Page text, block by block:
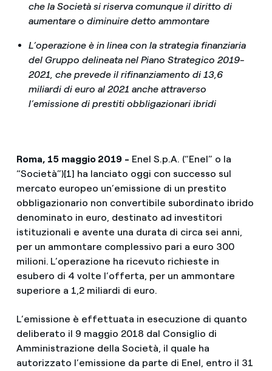
che la Società si riserva comunque il diritto di
aumentare o diminuire detto ammontare
L’operazione è in linea con la strategia finanziaria
del Gruppo delineata nel Piano Strategico 2019-
2021, che prevede il rifinanziamento di 13,6
miliardi di euro al 2021 anche attraverso
l’emissione di prestiti obbligazionari ibridi
Roma, 15 maggio 2019 - Enel S.p.A. (“Enel” o la
“Società”)[1] ha lanciato oggi con successo sul
mercato europeo un’emissione di un prestito
obbligazionario non convertibile subordinato ibrido
denominato in euro, destinato ad investitori
istituzionali e avente una durata di circa sei anni,
per un ammontare complessivo pari a euro 300
milioni. L’operazione ha ricevuto richieste in
esubero di 4 volte l’offerta, per un ammontare
superiore a 1,2 miliardi di euro.
L’emissione è effettuata in esecuzione di quanto
deliberato il 9 maggio 2018 dal Consiglio di
Amministrazione della Società, il quale ha
autorizzato l’emissione da parte di Enel, entro il 31